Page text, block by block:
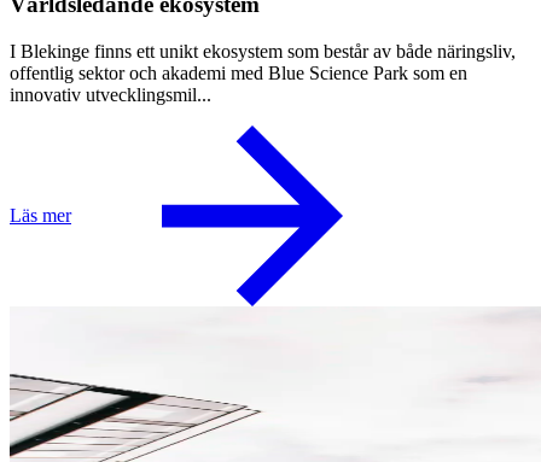
I Blekinge finns ett unikt ekosystem som består av både näringsliv,
offentlig sektor och akademi med Blue Science Park som en
innovativ utvecklingsmil...
Läs mer